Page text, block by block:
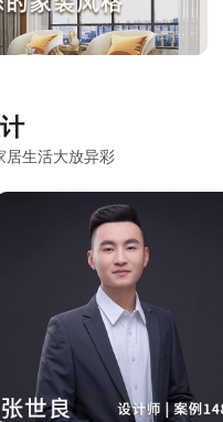
居生活大放异彩